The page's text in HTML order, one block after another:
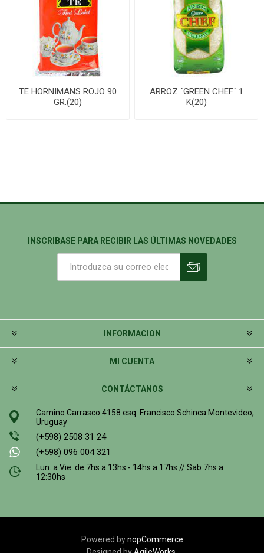
TE HORNIMANS ROJO 90
GR.(20)
ARROZ ´GREEN CHEF´ 1
K(20)
INSCRIBASE PARA RECIBIR LAS ÚLTIMAS NOVEDADES
INFORMACION
MI CUENTA
CONTÁCTANOS
Camino Carrasco 4158 esq. Francisco Schinca Montevideo,
Uruguay
(+598) 2508 31 24
(+598) 096 004 321
Lun. a Vie. de 7hs a 13hs - 14hs a 17hs // Sab 7hs a
12:30hs
Powered bynopCommerce